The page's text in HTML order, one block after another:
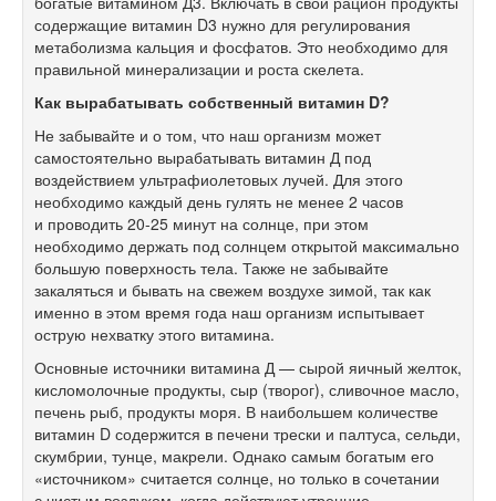
содержащие витамин D3 нужно для регулирования
метаболизма кальция и фосфатов. Это необходимо для
правильной минерализации и роста скелета.
Как вырабатывать собственный витамин D?
Не забывайте и о том, что наш организм может
самостоятельно вырабатывать витамин Д под
воздействием ультрафиолетовых лучей. Для этого
необходимо каждый день гулять не менее 2 часов
и проводить 20-25 минут на солнце, при этом
необходимо держать под солнцем открытой максимально
большую поверхность тела. Также не забывайте
закаляться и бывать на свежем воздухе зимой, так как
именно в этом время года наш организм испытывает
острую нехватку этого витамина.
Основные источники витамина Д — сырой яичный желток,
кисломолочные продукты, сыр (творог), сливочное масло,
печень рыб, продукты моря. В наибольшем количестве
витамин D содержится в печени трески и палтуса, сельди,
скумбрии, тунце, макрели. Однако самым богатым его
«источником» считается солнце, но только в сочетании